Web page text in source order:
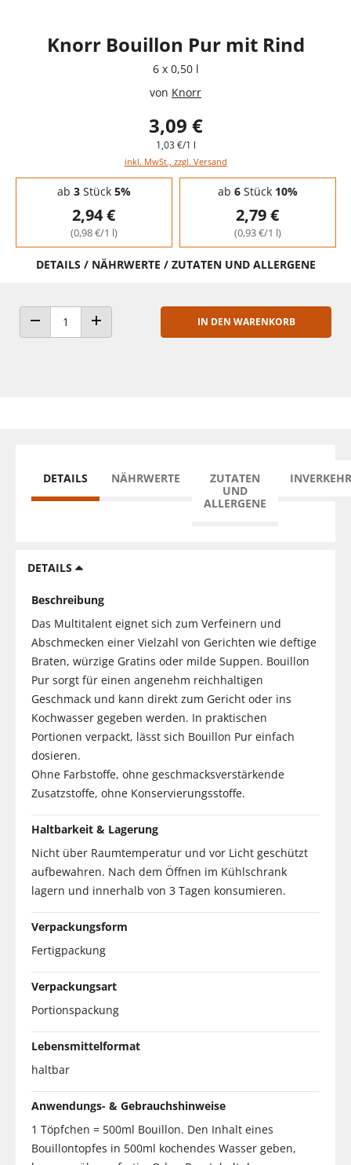
Knorr Bouillon Pur mit Rind
6 x 0,50 l
von Knorr
3,09 €
1,03 €/1 l
inkl. MwSt., zzgl. Versand
Staffelpreise - Mengenrabatt
ab 3Stück 5%
2,94 €
(0,98 €/1 l)
ab 6Stück 10%
2,79 €
(0,93 €/1 l)
DETAILS / NÄHRWERTE / ZUTATEN UND ALLERGENE
ANZAHL VERRINGERNANZAHL ERHÖHEN
IN DEN WARENKORB
DETAILS NÄHRWERTE
ZUTATEN
UND
ALLERGENE
DETAILS
Beschreibung
Das Multitalent eignet sich zum Verfeinern und
Abschmecken einer Vielzahl von Gerichten wie deftige
Braten, würzige Gratins oder milde Suppen. Bouillon
Pur sorgt für einen angenehm reichhaltigen
Geschmack und kann direkt zum Gericht oder ins
Kochwasser gegeben werden. In praktischen
Portionen verpackt, lässt sich Bouillon Pur einfach
dosieren.
Ohne Farbstoffe, ohne geschmacksverstärkende
Zusatzstoffe, ohne Konservierungsstoffe.
Haltbarkeit & Lagerung
Nicht über Raumtemperatur und vor Licht geschützt
aufbewahren. Nach dem Öffnen im Kühlschrank
lagern und innerhalb von 3 Tagen konsumieren.
Verpackungsform
Fertigpackung
Verpackungsart
Portionspackung
Lebensmittelformat
haltbar
Anwendungs- & Gebrauchshinweise
1 Töpfchen = 500ml Bouillon. Den Inhalt eines
Bouillontopfes in 500ml kochendes Wasser geben,